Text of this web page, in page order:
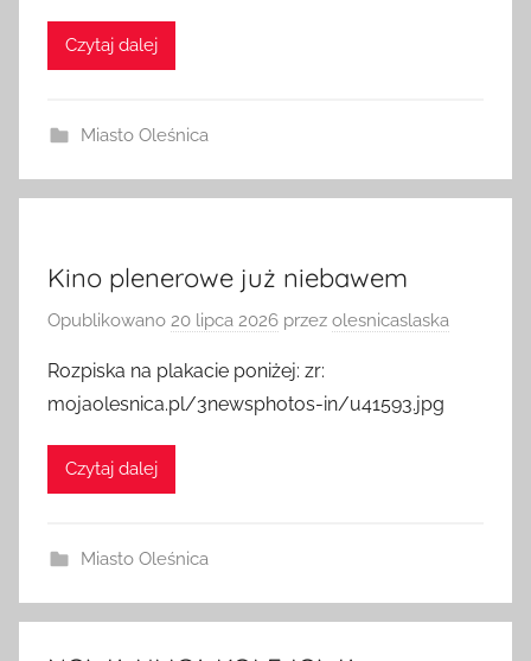
Czytaj dalej
Miasto Oleśnica
Kino plenerowe już niebawem
Opublikowano 20 lipca 2026 przez olesnicaslaska
Rozpiska na plakacie poniżej: zr:
mojaolesnica.pl/3newsphotos-in/u41593.jpg
Czytaj dalej
Miasto Oleśnica